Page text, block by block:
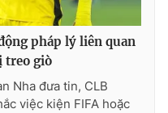
pháp lý liên quan
treo giò
Nha đưa tin, CLB
việc kiện FIFA hoặc